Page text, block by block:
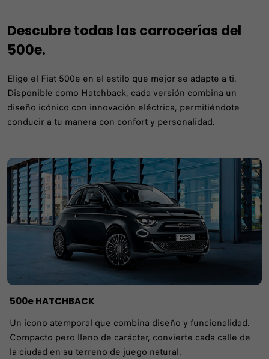
Descubre todas las carrocerías del
500e.
Elige el Fiat 500e en el estilo que mejor se adapte a ti.
Disponible como Hatchback, cada versión combina un
diseño icónico con innovación eléctrica, permitiéndote
conducir a tu manera con confort y personalidad.
500e HATCHBACK ​
Un icono atemporal que combina diseño y funcionalidad.
Compacto pero lleno de carácter, convierte cada calle de
la ciudad en su terreno de juego natural.